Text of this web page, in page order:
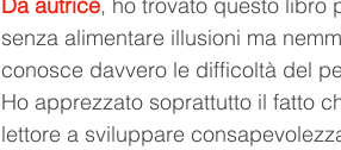
Da autrice, ho trovato questo libro
senza alimentare illusioni ma
conosce davvero le difficoltà del
Ho apprezzato soprattutto il fatto
lettore a sviluppare